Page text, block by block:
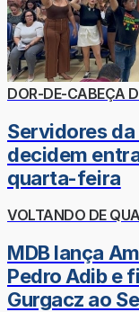
DOR-DE-CABEÇA
Servidores
decidem
quarta-feira
VOLTANDO DE
MDB lança
Pedro Adib e
Gurgacz ao